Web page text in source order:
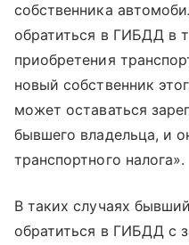
собственника
обратиться в ГИБДД в
приобретения
новый собственник
может оставаться
бывшего владельца, и
транспортного налога».
В таких случаях
обратиться в ГИБДД с